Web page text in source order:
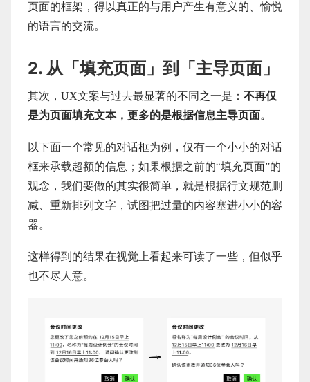
页面的框架，得以真正的与用户产生有意义的、愉悦
的语言的交流。
2. 从「填充页面」到「主导页面」
其次，UX文案与过去最显著的不同之一是： 不再仅
是为页面填充文本，更多的是根据信息主导页面。
以下面一个常见的对话框为例，仅有一个小小的对话
框来承载超额的信息；如果根据之前的“填充页面”的
观念，我们要做的其实很简单，就是根据行文规范删
减、重新排列文字，试图把过量的内容塞进小小的容
器。
这样得到的结果在视觉上看起来可读了一些，但似乎
也不尽人意。